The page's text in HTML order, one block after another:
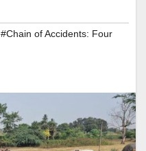
#Chain of Accidents: Four